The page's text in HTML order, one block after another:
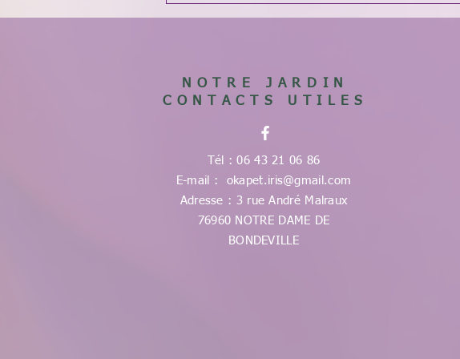
NOTRE JARDIN
CONTACTS UTILES
Tél : 06 43 21 06 86
E-mail : okapet.iris@gmail.com
Adresse : 3 rue André Malraux
76960 NOTRE DAME DE
BONDEVILLE